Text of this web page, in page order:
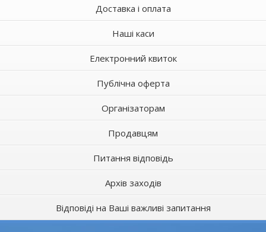
Доставка і оплата
Наші каси
Електронний квиток
Публічна оферта
Організаторам
Продавцям
Питання відповідь
Архів заходів
Відповіді на Ваші важливі запитання